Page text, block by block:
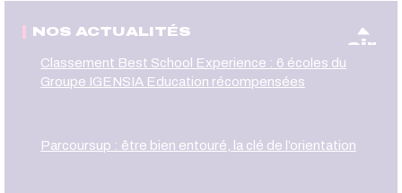
NOS ACTUALITÉS
oir
Classement Best School Experience : 6 écoles du
Groupe IGENSIA Education récompensées
Parcoursup : être bien entouré, la clé de l’orientation